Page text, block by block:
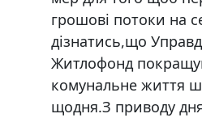
грошові потоки на
дізнатись,що
Житлофонд
комунальне життя
щодня.З приводу